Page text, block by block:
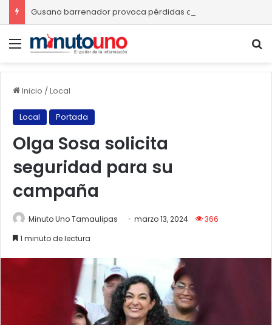
Menú
Inicio /Local
Local Portada
Olga Sosa solicita
seguridad para su
campaña
Minuto Uno Tamaulipas marzo 13, 2024
366
1 minuto de lectura